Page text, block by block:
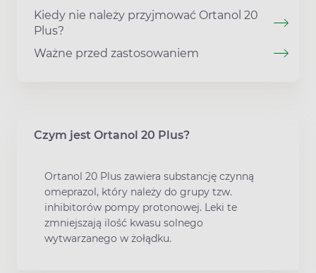
Kiedy nie należy przyjmować Ortanol 20
Plus?
Ważne przed zastosowaniem
Czym jest Ortanol 20 Plus?
Ortanol 20 Plus zawiera substancję czynną
omeprazol, który należy do grupy tzw.
inhibitorów pompy protonowej. Leki te
zmniejszają ilość kwasu solnego
wytwarzanego w żołądku.